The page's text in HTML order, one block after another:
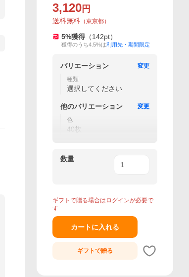
3,120 円
送料無料 （東京都）
5%獲得 （142pt）
獲得のうち4.5%は利用先・期間限定
バリエーション
変更
種類
選択してください
他のバリエーション
変更
色
40枚
数量
ギフトで贈る場合はログインが必要で
す
カートに入れる
ギフトで贈る